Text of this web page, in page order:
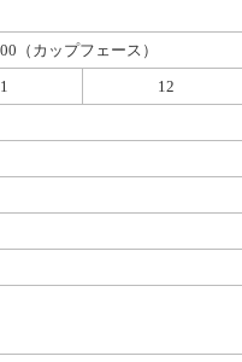
（カップフェース）
12